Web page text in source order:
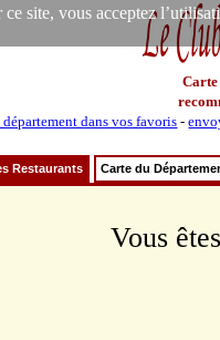
site, vous acceptez
Carte
département dans vos favoris -
Restaurants Carte du
Vous